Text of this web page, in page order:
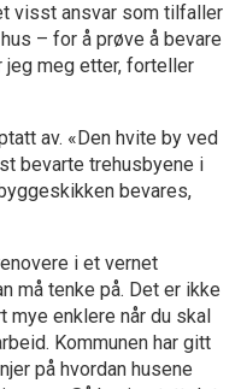
visst ansvar som tilfaller
– for å prøve å bevare
jeg meg etter, forteller
av. «Den hvite by ved
bevarte trehusbyene i
bevares,
i et vernet
må tenke på. Det er ikke
mye enklere når du skal
Kommunen har gitt
på hvordan husene